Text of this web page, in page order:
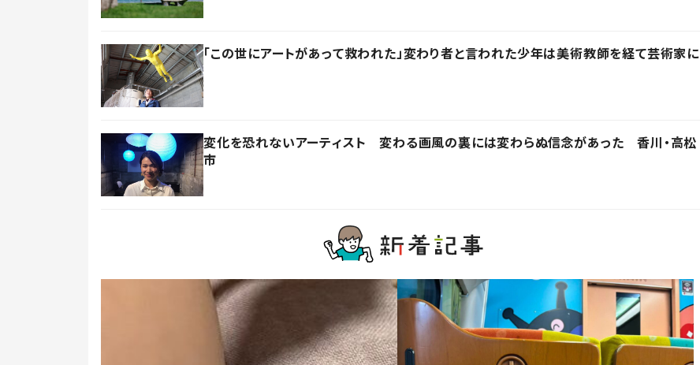
「この世にアートがあって救われた」変わり者と言われた少年は美術教師を経て芸術家に
変化を恐れないアーティスト 変わる画風の裏には変わらぬ信念があった 香川・高松
市